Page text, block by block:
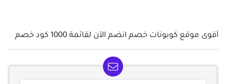
أقوى موقع كوبونات خصم انضم الآن لقائمة 1000 كود خصم